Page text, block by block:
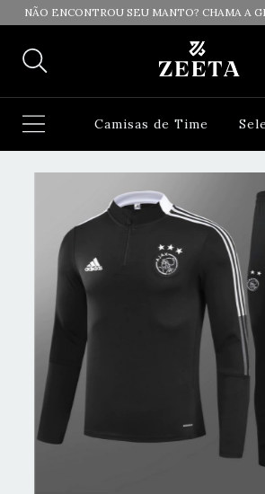
NÃO ENCONTROU SEU MANTO? CHAMA A
Camisas de Time